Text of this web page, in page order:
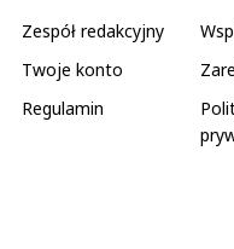
Zespół redakcyjny
Twoje konto
Regulamin